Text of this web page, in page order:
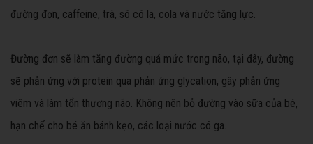
đường đơn, caffeine, trà, sô cô la, cola và nước tăng lực.
Đường đơn sẽ làm tăng đường quá mức trong não, tại đây, đường
sẽ phản ứng với protein qua phản ứng glycation, gây phản ứng
viêm và làm tổn thương não. Không nên bỏ đường vào sữa của bé,
hạn chế cho bé ăn bánh kẹo, các loại nước có ga.